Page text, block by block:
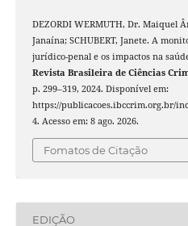
DEZORDI WERMUTH, Dr. Maiquel
Janaína; SCHUBERT, Janete. A
jurídico-penal e os impactos na
Revista Brasileira de Ciências
p. 299–319, 2024. Disponível em:
https://publicacoes.ibccrim.org.br/
4. Acesso em: 8 ago. 2026.
Fomatos de Citação
EDIÇÃO